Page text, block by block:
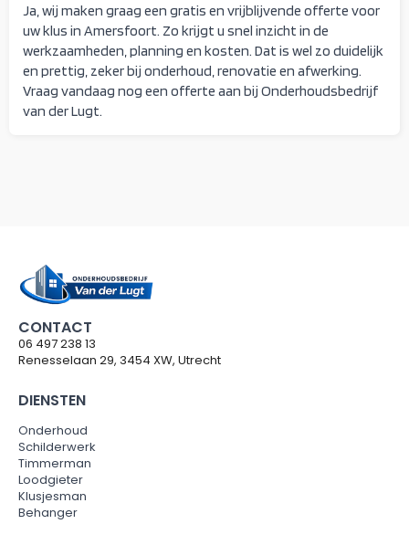
Ja, wij maken graag een gratis en vrijblijvende offerte voor
uw klus in Amersfoort. Zo krijgt u snel inzicht in de
werkzaamheden, planning en kosten. Dat is wel zo duidelijk
en prettig, zeker bij onderhoud, renovatie en afwerking.
Vraag vandaag nog een offerte aan bij Onderhoudsbedrijf
van der Lugt.
CONTACT
06 497 238 13
Renesselaan 29, 3454 XW, Utrecht
DIENSTEN
Onderhoud
Schilderwerk
Timmerman
Loodgieter
Klusjesman
Behanger